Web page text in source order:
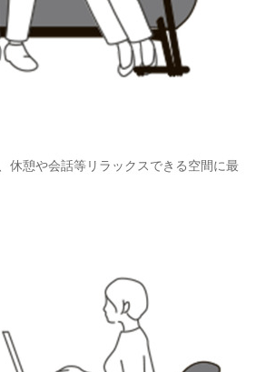
休憩や会話等リラックスできる空間に最